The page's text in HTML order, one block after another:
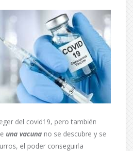
del covid19, pero también
una vacuna no se descubre y se
el poder conseguirla